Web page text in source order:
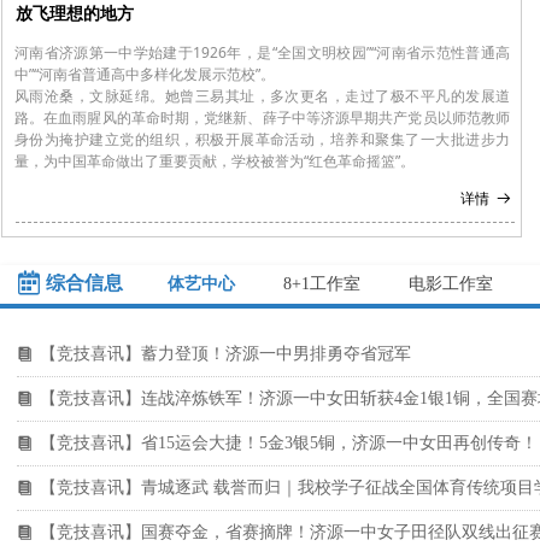
详情 뀠
放飞理想的地方
河南省济源第一中学始建于1926年，是“全国文明校园”“河南省示范性普通高
中”“河南省普通高中多样化发展示范校”。
风雨沧桑，文脉延绵。她曾三易其址，多次更名，走过了极不平凡的发展道
路。在血雨腥风的革命时期，党继新、薛子中等济源早期共产党员以师范教师
身份为掩护建立党的组织，积极开展革命活动，培养和聚集了一大批进步力
量，为中国革命做出了重要贡献，学校被誉为“红色革命摇篮”。
体艺中心 8+1工作室 电影工作室
뀴 【竞技喜讯】蓄力登顶！济源一中男排勇夺省冠军
뀴 【竞技喜讯】连战淬炼铁军！济源一中女田斩获4金1银1铜，全国
뀴 【竞技喜讯】省15运会大捷！5金3银5铜，济源一中女田再创传奇！
뀴
뀴
녀 综合信息